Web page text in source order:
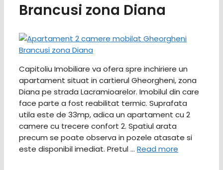
Brancusi zona Diana
Capitoliu Imobiliare va ofera spre inchiriere un
apartament situat in cartierul Gheorgheni, zona
Diana pe strada Lacramioarelor. Imobilul din care
face parte a fost reabilitat termic. Suprafata
utila este de 33mp, adica un apartament cu 2
camere cu trecere confort 2. Spatiul arata
precum se poate observa in pozele atasate si
este disponibil imediat. Pretul … Read more